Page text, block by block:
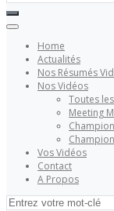
Home
Actualités
Nos Résumés
Nos Vidéos
Toutes
Meeting
Vos Vidéos
Contact
A Propos